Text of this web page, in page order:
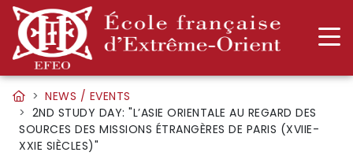
NEWS / EVENTS
2ND STUDY DAY: "L’ASIE ORIENTALE AU REGARD DES
SOURCES DES MISSIONS ÉTRANGÈRES DE PARIS (XVIIE-
XXIE SIÈCLES)"